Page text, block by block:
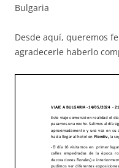
Bulgaria
Desde aquí, queremos
agradecerle haberlo